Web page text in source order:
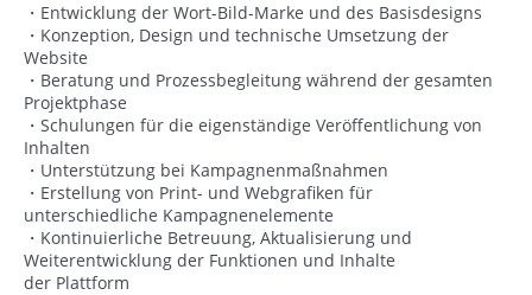
・Entwicklung der Wort-Bild-Marke und des Basisdesigns
・Konzeption, Design und technische Umsetzung der
Website
・Beratung und Prozessbegleitung während der gesamten
Projektphase
・Schulungen für die eigenständige Veröffentlichung von
Inhalten
・Unterstützung bei Kampagnenmaßnahmen
・Erstellung von Print- und Webgrafiken für
unterschiedliche Kampagnenelemente
・Kontinuierliche Betreuung, Aktualisierung und
Weiterentwicklung der Funktionen und Inhalte
der Plattform